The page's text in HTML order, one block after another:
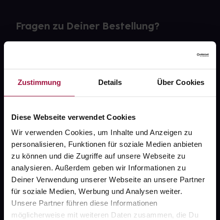
Zustimmung Details Über Cookies
Diese Webseite verwendet Cookies
Wir verwenden Cookies, um Inhalte und Anzeigen zu
personalisieren, Funktionen für soziale Medien anbieten
zu können und die Zugriffe auf unsere Webseite zu
analysieren. Außerdem geben wir Informationen zu
Deiner Verwendung unserer Webseite an unsere Partner
für soziale Medien, Werbung und Analysen weiter.
Unsere Partner führen diese Informationen
möglicherweise mit weiteren Daten zusammen, die Du
Fragen zu Deiner Bestellung?
gesund.de
Über uns
Karriere
Newsletter